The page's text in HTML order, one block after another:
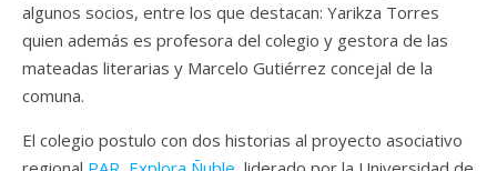
algunos socios, entre los que destacan: Yarikza Torres
quien además es profesora del colegio y gestora de las
mateadas literarias y Marcelo Gutiérrez concejal de la
comuna.
El colegio postulo con dos historias al proyecto asociativo